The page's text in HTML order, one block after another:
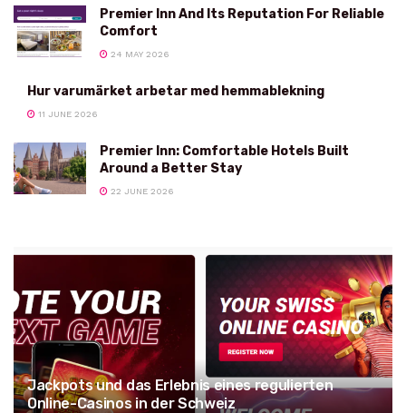
Premier Inn And Its Reputation For Reliable
Comfort
24 MAY 2026
Hur varumärket arbetar med hemmablekning
11 JUNE 2026
Premier Inn: Comfortable Hotels Built
Around a Better Stay
22 JUNE 2026
Jackpots und das Erlebnis eines regulierten
Online-Casinos in der Schweiz